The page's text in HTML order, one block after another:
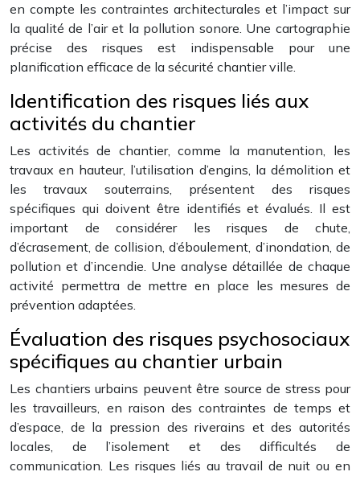
en compte les contraintes architecturales et l’impact sur
la qualité de l’air et la pollution sonore. Une cartographie
précise des risques est indispensable pour une
planification efficace de la sécurité chantier ville.
Identification des risques liés aux
activités du chantier
Les activités de chantier, comme la manutention, les
travaux en hauteur, l’utilisation d’engins, la démolition et
les travaux souterrains, présentent des risques
spécifiques qui doivent être identifiés et évalués. Il est
important de considérer les risques de chute,
d’écrasement, de collision, d’éboulement, d’inondation, de
pollution et d’incendie. Une analyse détaillée de chaque
activité permettra de mettre en place les mesures de
prévention adaptées.
Évaluation des risques psychosociaux
spécifiques au chantier urbain
Les chantiers urbains peuvent être source de stress pour
les travailleurs, en raison des contraintes de temps et
d’espace, de la pression des riverains et des autorités
locales, de l’isolement et des difficultés de
communication. Les risques liés au travail de nuit ou en